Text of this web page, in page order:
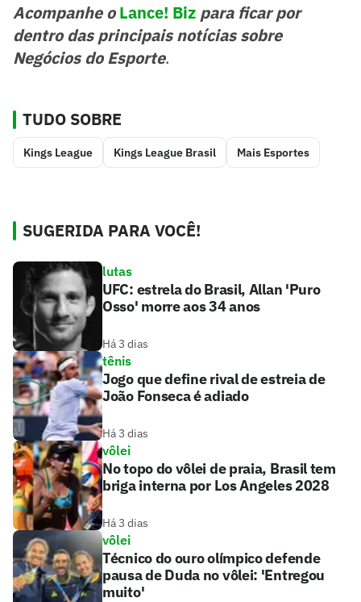
Acompanhe oLance! Biz para ficar por
dentro das principais notícias sobre
Negócios do Esporte.
TUDO SOBRE
Kings League Kings League Brasil Mais Esportes
SUGERIDA PARA VOCÊ!
lutas
UFC: estrela do Brasil, Allan 'Puro
Osso' morre aos 34 anos
Há 3 dias
tênis
Jogo que define rival de estreia de
João Fonseca é adiado
Há 3 dias
vôlei
No topo do vôlei de praia, Brasil tem
briga interna por Los Angeles 2028
Há 3 dias
vôlei
Técnico do ouro olímpico defende
pausa de Duda no vôlei: 'Entregou
muito'